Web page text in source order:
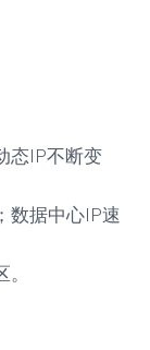
态IP不断变
数据中心IP速